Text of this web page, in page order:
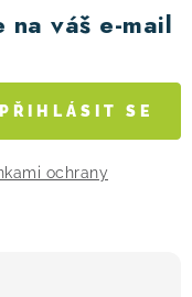
váš e-mail
ochrany
PŘIHLÁSIT SE